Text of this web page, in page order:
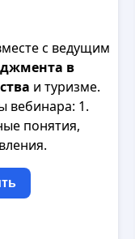
с ведущим
в
и туризме.
вебинара: 1.
понятия,